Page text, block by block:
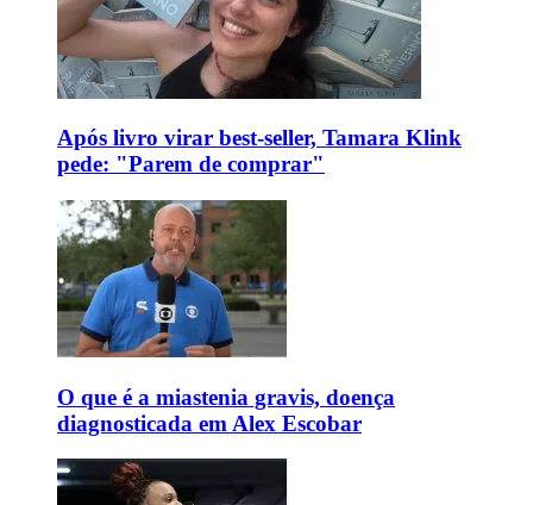
Após livro virar best-seller, Tamara Klink
pede: "Parem de comprar"
O que é a miastenia gravis, doença
diagnosticada em Alex Escobar